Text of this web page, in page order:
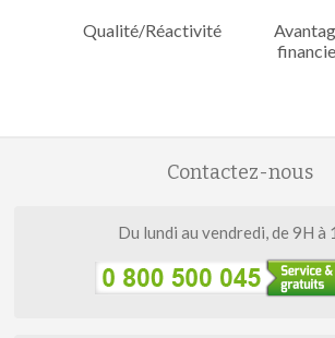
Qualité/Réactivité
Contactez-nous
Du lundi au vendredi, de 9H à